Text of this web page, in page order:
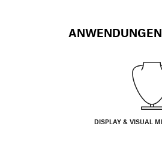
ANWENDUNGEN
DISPLAY & VISUAL